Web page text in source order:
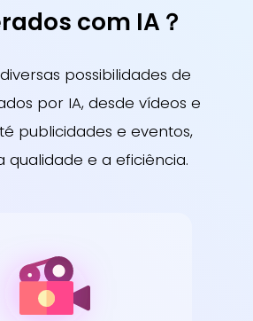
com IA？
possibilidades de
por IA, desde vídeos e
publicidades e eventos,
qualidade e a eficiência.